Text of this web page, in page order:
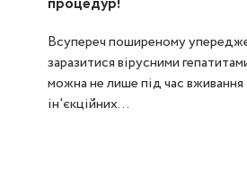
Всупереч поширеному
заразитися вірусними
можна не лише під час вживання
ін'єкційних...